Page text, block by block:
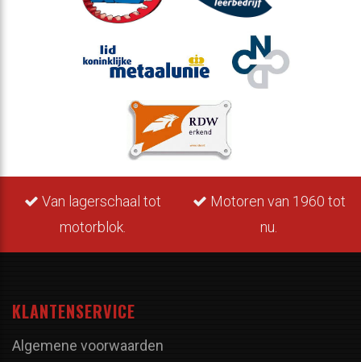
Van lagerschaal tot
motorblok.
Motoren van 1960 tot
nu.
KLANTENSERVICE
Algemene voorwaarden